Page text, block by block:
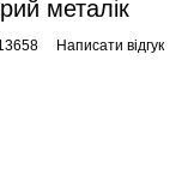
металік
Написати відгук